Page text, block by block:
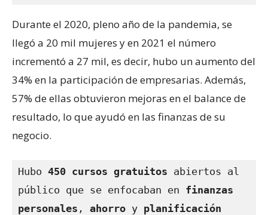
Durante el 2020, pleno año de la pandemia, se
llegó a 20 mil mujeres y en 2021 el número
incrementó a 27 mil, es decir, hubo un aumento del
34% en la participación de empresarias. Además,
57% de ellas obtuvieron mejoras en el balance de
resultado, lo que ayudó en las finanzas de su
negocio.
Hubo 450 cursos gratuitos abiertos al
público que se enfocaban en finanzas
personales , ahorro y planificación